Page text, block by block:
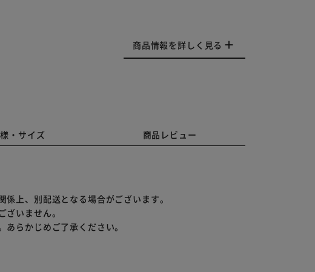
商品情報を詳しく見る
・サイズ 商品レビュー
上、別配送となる場合がございます。
いません。
らかじめご了承ください。